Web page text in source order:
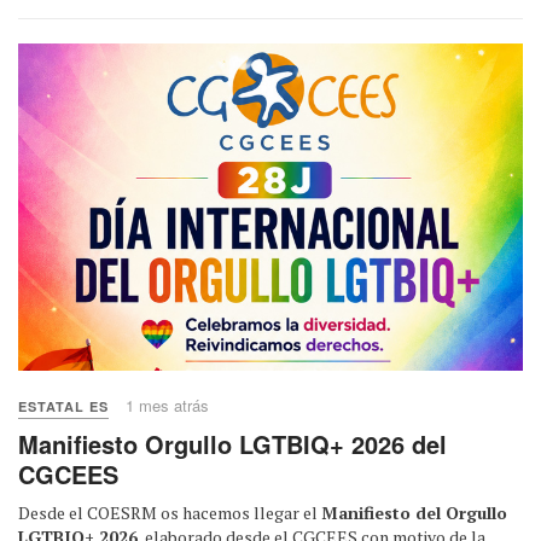
ESTATAL ES 1 mes atrás
Manifiesto Orgullo LGTBIQ+ 2026 del
CGCEES
Desde el COESRM os hacemos llegar el Manifiesto del Orgullo
LGTBIQ+ 2026 , elaborado desde el CGCEES con motivo de la...